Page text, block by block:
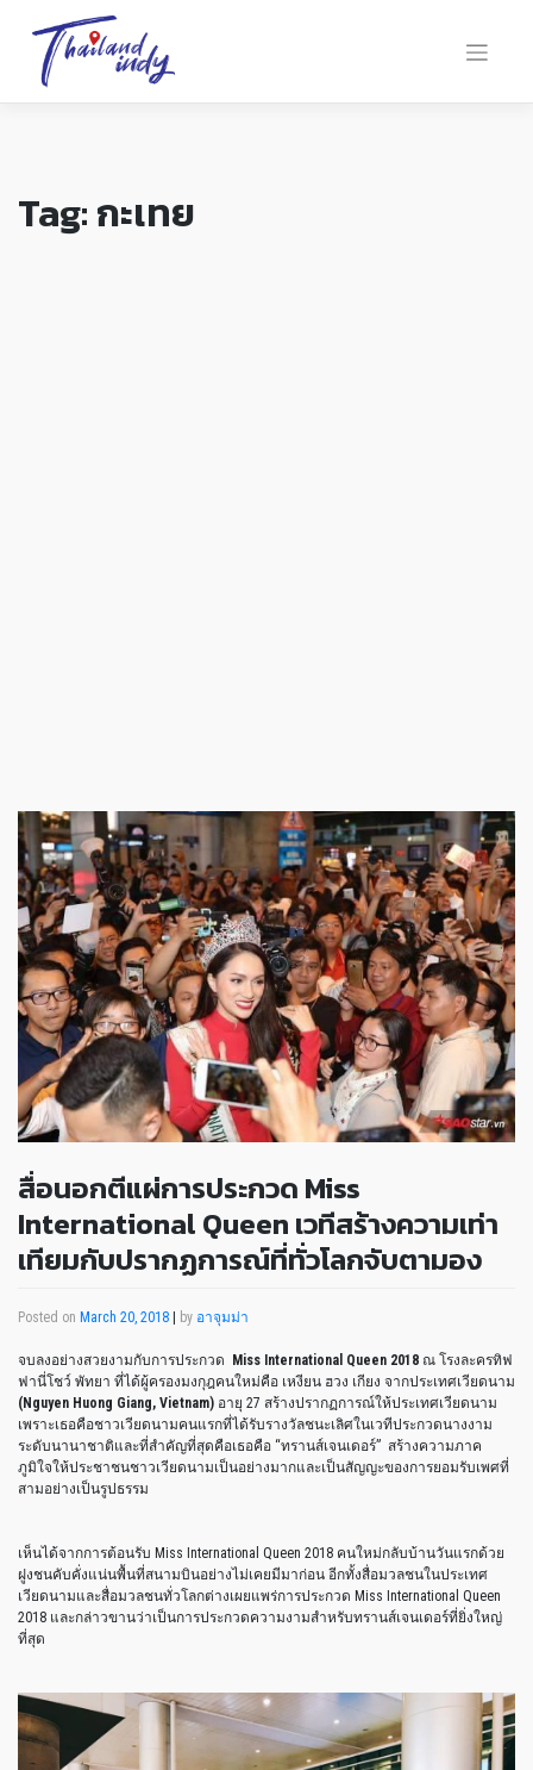
Tag:กะเทย
สื่อนอกตีแผ่การประกวด Miss
International Queen เวทีสร้างความเท่า
เทียมกับปรากฏการณ์ที่ทั่วโลกจับตามอง
Posted on March 20, 2018 | by อาจุมม่า
จบลงอย่างสวยงามกับการประกวด Miss International Queen 2018 ณ โรงละครทิฟ
ฟานี่โชว์ พัทยา ที่ได้ผู้ครองมงกุฎคนใหม่คือ เหงียน ฮวง เกียง จากประเทศเวียดนาม
(Nguyen Huong Giang, Vietnam) อายุ 27 สร้างปรากฏการณ์ให้ประเทศเวียดนาม
เพราะเธอคือชาวเวียดนามคนแรกที่ได้รับรางวัลชนะเลิศในเวทีประกวดนางงาม
ระดับนานาชาติและที่สำคัญที่สุดคือเธอคือ “ทรานส์เจนเดอร์” สร้างความภาค
ภูมิใจให้ประชาชนชาวเวียดนามเป็นอย่างมากและเป็นสัญญะของการยอมรับเพศที่
สามอย่างเป็นรูปธรรม
เห็นได้จากการต้อนรับ Miss International Queen 2018 คนใหม่กลับบ้านวันแรกด้วย
ฝูงชนคับคั่งแน่นพื้นที่สนามบินอย่างไม่เคยมีมาก่อน อีกทั้งสื่อมวลชนในประเทศ
เวียดนามและสื่อมวลชนทั่วโลกต่างเผยแพร่การประกวด Miss International Queen
2018 และกล่าวขานว่าเป็นการประกวดความงามสำหรับทรานส์เจนเดอร์ที่ยิ่งใหญ่
ที่สุด